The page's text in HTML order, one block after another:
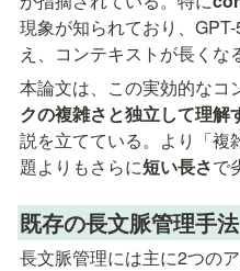
現象が知られており、
え、コンテキストが長くな
本論文は、この実効的なコ
クの複雑さと独立して理解
説を立てている。より「複
題よりもさらに短い長さで
既存の長文脈管理手法
長文脈管理には主に2つの